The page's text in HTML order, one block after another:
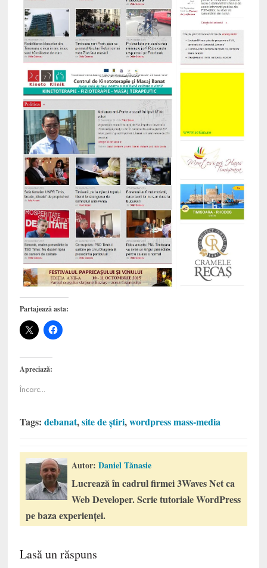
Partajează asta:
Apreciază:
Încarc...
Tags:debanat,site de știri,wordpress mass-media
Autor:Daniel Tănasie
Lucrează în cadrul firmei 3Waves Net ca
Web Developer. Scrie tutoriale WordPress
pe baza experienței.
Lasă un răspuns